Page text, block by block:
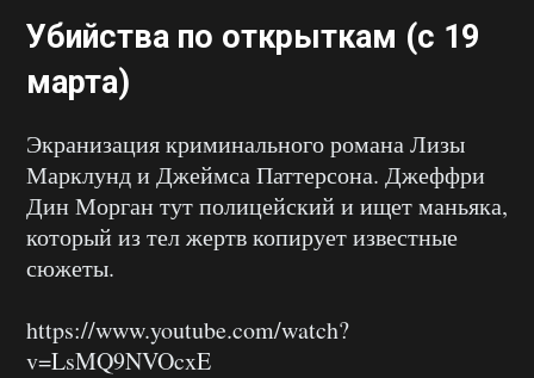
Убийства по открыткам (с 19
марта)
Экранизация криминального романа Лизы
Марклунд и Джеймса Паттерсона. Джеффри
Дин Морган тут полицейский и ищет маньяка,
который из тел жертв копирует известные
сюжеты.
https://www.youtube.com/watch?
v=LsMQ9NVOcxE